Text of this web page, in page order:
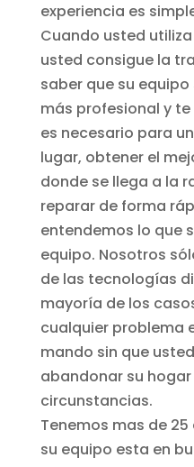
experiencia es
Cuando usted
usted consigue la
saber que su
más profesional y
es necesario para
lugar, obtener el
donde se llega a la
reparar de forma
entendemos lo que
equipo. Nosotros
de las tecnologías
mayoría de los
cualquier problema
mando sin que
abandonar su
circunstancias.
Tenemos mas de
su equipo esta en